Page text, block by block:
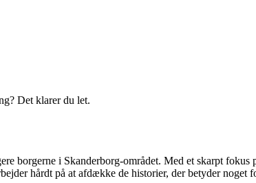
Det klarer du let.
borgerne i Skanderborg-området. Med et skarpt
hårdt på at afdække de historier, der betyder noget